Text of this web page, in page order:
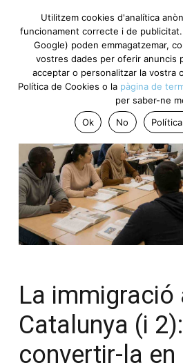
La immigració
Catalunya (i
convertir-la en
Utilitzem cookies d'analítica
funcionament correcte i de
Google) poden emmagatzemar,
vostres dades per oferir anuncis
acceptar o personalitzar la vostra
Política de Cookies o la pàgina de
per saber-ne
Ok
No